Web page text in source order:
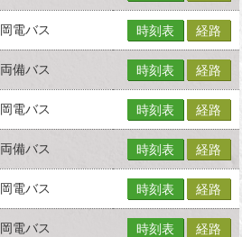
岡電バス 時刻表 経路
両備バス 時刻表 経路
岡電バス 時刻表 経路
両備バス 時刻表 経路
岡電バス 時刻表 経路
岡電バス 時刻表 経路